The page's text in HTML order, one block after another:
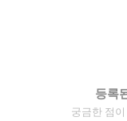
등록
궁금한 점